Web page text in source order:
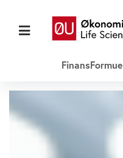
FinansFormue